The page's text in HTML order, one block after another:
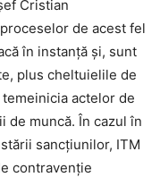
Cristian
de acest fel
în instanţă şi, sunt
plus cheltuielile de
actelor de
muncă. În cazul în
sancţiunilor, ITM
contravenţie